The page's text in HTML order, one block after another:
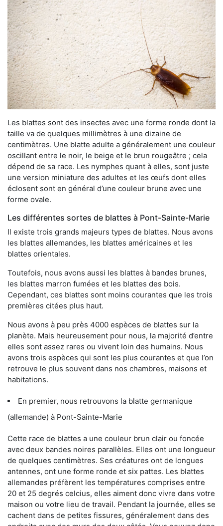
Les blattes sont des insectes avec une forme ronde dont la
taille va de quelques millimètres à une dizaine de
centimètres. Une blatte adulte a généralement une couleur
oscillant entre le noir, le beige et le brun rougeâtre ; cela
dépend de sa race. Les nymphes quant à elles, sont juste
une version miniature des adultes et les œufs dont elles
éclosent sont en général d’une couleur brune avec une
forme ovale.
Les différentes sortes de blattes à Pont-Sainte-Marie
Il existe trois grands majeurs types de blattes. Nous avons
les blattes allemandes, les blattes américaines et les
blattes orientales.
Toutefois, nous avons aussi les blattes à bandes brunes,
les blattes marron fumées et les blattes des bois.
Cependant, ces blattes sont moins courantes que les trois
premières citées plus haut.
Nous avons à peu près 4000 espèces de blattes sur la
planète. Mais heureusement pour nous, la majorité d’entre
elles sont assez rares ou vivent loin des humains. Nous
avons trois espèces qui sont les plus courantes et que l’on
retrouve le plus souvent dans nos chambres, maisons et
habitations.
En premier, nous retrouvons la blatte germanique
(allemande) à Pont-Sainte-Marie
Cette race de blattes a une couleur brun clair ou foncée
avec deux bandes noires parallèles. Elles ont une longueur
de quelques centimètres. Ses créatures ont de longues
antennes, ont une forme ronde et six pattes. Les blattes
allemandes préfèrent les températures comprises entre
20 et 25 degrés celcius, elles aiment donc vivre dans votre
maison ou votre lieu de travail. Pendant la journée, elles se
cachent dans de petites fissures, généralement dans des